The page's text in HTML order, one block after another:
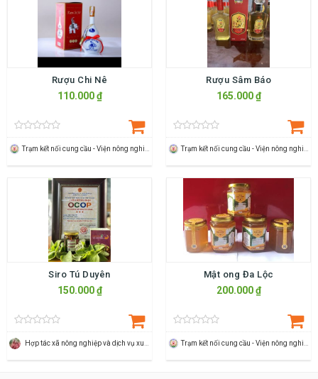
Rượu Chi Nê
110.000 ₫
Rượu Sâm Báo
165.000 ₫
Siro Tú Duyên
150.000 ₫
Mật ong Đa Lộc
200.000 ₫